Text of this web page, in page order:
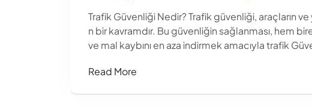
Trafik Güvenliği Nedir? Trafik güvenliği, araçların
n bir kavramdır. Bu güvenliğin sağlanması, hem
ve mal kaybını en aza indirmek amacıyla trafik
Read More